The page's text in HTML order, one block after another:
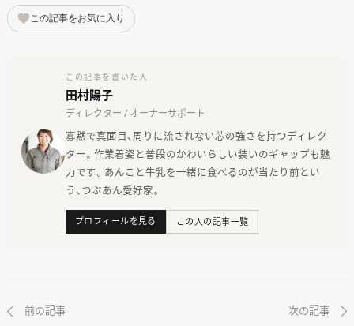
この記事をお気に入り
この記事を書いた人
田村陽子
ディレクター / オーナーサポート
寡黙で真面目、周りに流されない芯の強さを持つディレク
ター。作業着姿と普段のかわいらしい装いのギャップも魅
力です。あんこと牛乳を一緒に食べるのが当たり前とい
う、つぶあん愛好家。
プロフィールを見る この人の記事一覧
前の記事 次の記事